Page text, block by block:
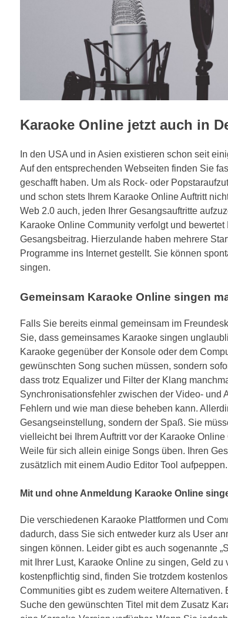
Karaoke Online jetzt auch in
In den USA und in Asien existieren schon seit
Auf den entsprechenden Webseiten finden Sie
geschafft haben. Um als Rock- oder
und schon stets Ihrem Karaoke Online Auftritt
Web 2.0 auch, jeden Ihrer Gesangsauftritte
Karaoke Online Community verfolgt und
Gesangsbeitrag. Hierzulande haben mehrere
Programme ins Internet gestellt. Sie können
singen.
Gemeinsam Karaoke Online singen
Falls Sie bereits einmal gemeinsam im
Sie, dass gemeinsames Karaoke singen
Karaoke gegenüber der Konsole oder dem
gewünschten Song suchen müssen, sondern
dass trotz Equalizer und Filter der Klang
Synchronisationsfehler zwischen der Video- und
Fehlern und wie man diese beheben kann.
Gesangseinstellung, sondern der Spaß. Sie
vielleicht bei Ihrem Auftritt vor der Karaoke
Weile für sich allein einige Songs üben. Ihren
zusätzlich mit einem Audio Editor Tool aufpeppen.
Mit und ohne Anmeldung Karaoke Online
Die verschiedenen Karaoke Plattformen und
dadurch, dass Sie sich entweder kurz als User
singen können. Leider gibt es auch sogenannte
mit Ihrer Lust, Karaoke Online zu singen, Geld
kostenpflichtig sind, finden Sie trotzdem
Communities gibt es zudem weitere
Suche den gewünschten Titel mit dem Zusatz